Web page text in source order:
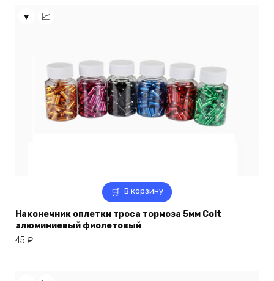
В корзину
Наконечник оплетки троса тормоза 5мм Colt
алюминиевый фиолетовый
45 ₽